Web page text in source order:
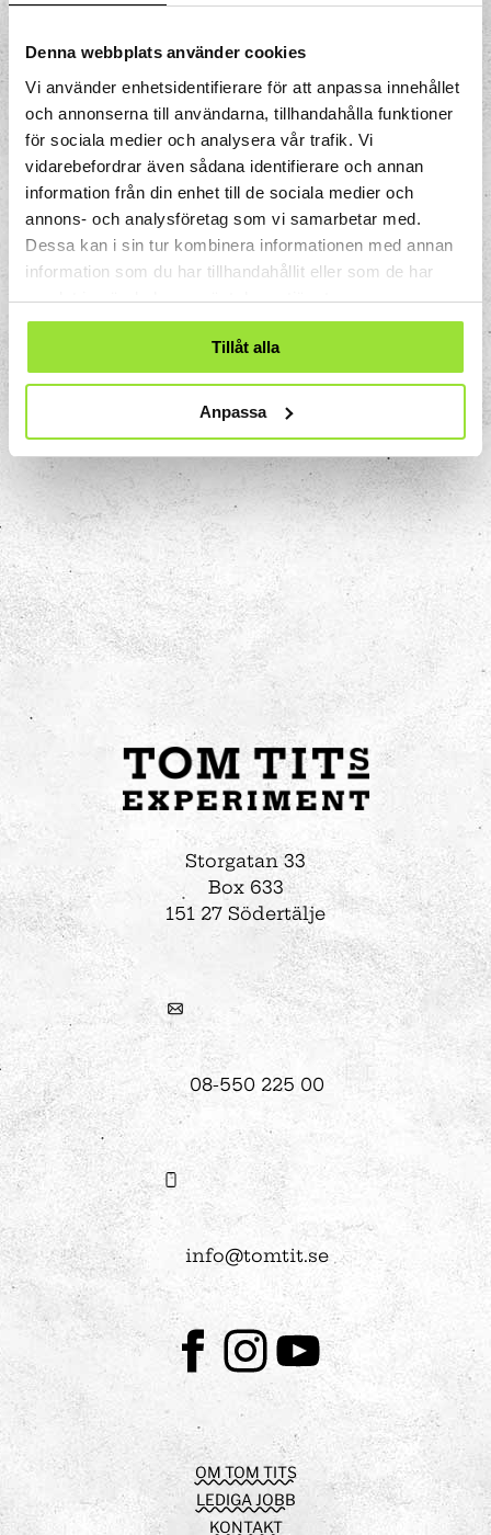
Denna webbplats använder cookies
Vi använder enhetsidentifierare för att anpassa innehållet
och annonserna till användarna, tillhandahålla funktioner
för sociala medier och analysera vår trafik. Vi
vidarebefordrar även sådana identifierare och annan
information från din enhet till de sociala medier och
annons- och analysföretag som vi samarbetar med.
Dessa kan i sin tur kombinera informationen med annan
information som du har tillhandahållit eller som de har
samlat in när du har använt deras tjänster.
Tillåt alla
Anpassa
något utöver det vanliga på sin fritid. Kom,
Läger
Efter skolan-aktiviteter
Storgatan 33
Box 633
151 27 Södertälje
08-550 225 00
info@tomtit.se
FacebookInstagramYoutube
OM TOM TITS
LEDIGA JOBB
KONTAKT